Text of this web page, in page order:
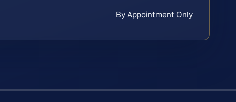
By Appointment Only